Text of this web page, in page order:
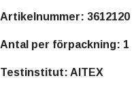
Artikelnummer: 3612120
Antal per förpackning: 1
Testinstitut: AITEX